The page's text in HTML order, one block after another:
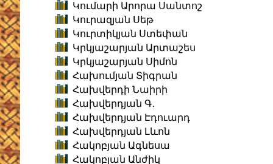
Կումարի Արորա Սանտոշ
Կուրազյան Սեթ
Կուրտիկյան Ստեփան
Կրկյաշարյան Արտաշես
Կրկյաշարյան Սիմոն
Հախումյան Տիգրան
Հախվերդի Նաիրի
Հախվերդյան Գ․
Հախվերդյան Էդուարդ
Հախվերդյան Լևոն
Հակոբյան Ագնեսա
Հակոբյան Անժիկ